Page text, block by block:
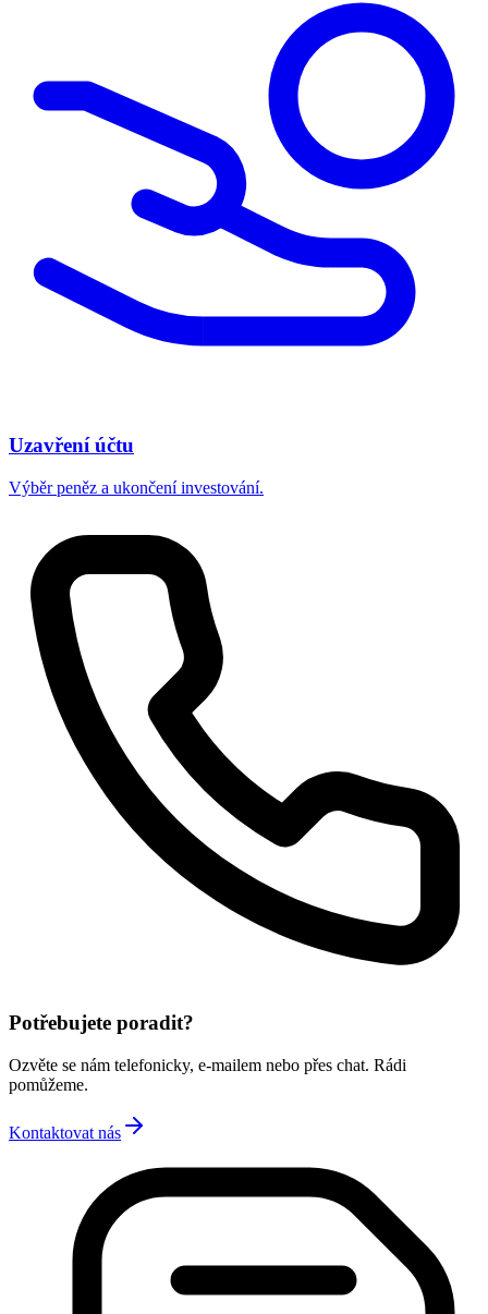
Uzavření účtu
Výběr peněz a ukončení investování.
Potřebujete poradit?
Ozvěte se nám telefonicky, e-mailem nebo přes chat. Rádi
pomůžeme.
Kontaktovat nás